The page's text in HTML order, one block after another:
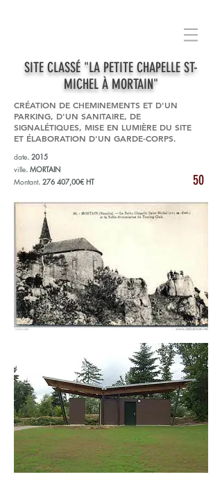
SITE CLASSÉ "LA PETITE CHAPELLE ST-
MICHEL À MORTAIN"
CRÉATION DE CHEMINEMENTS ET D'UN
PARKING, D'UN SANITAIRE, DE
SIGNALÉTIQUES, MISE EN LUMIÈRE DU SITE
ET ÉLABORATION D'UN GARDE-CORPS.
date. 2015
ville. MORTAIN
Montant. 276 407,00€ HT 50